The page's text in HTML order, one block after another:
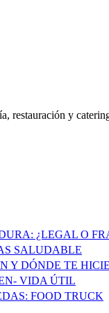
restauración y
¿LEGAL O
SALUDABLE
Y DÓNDE TE
VIDA ÚTIL
FOOD TRUCK